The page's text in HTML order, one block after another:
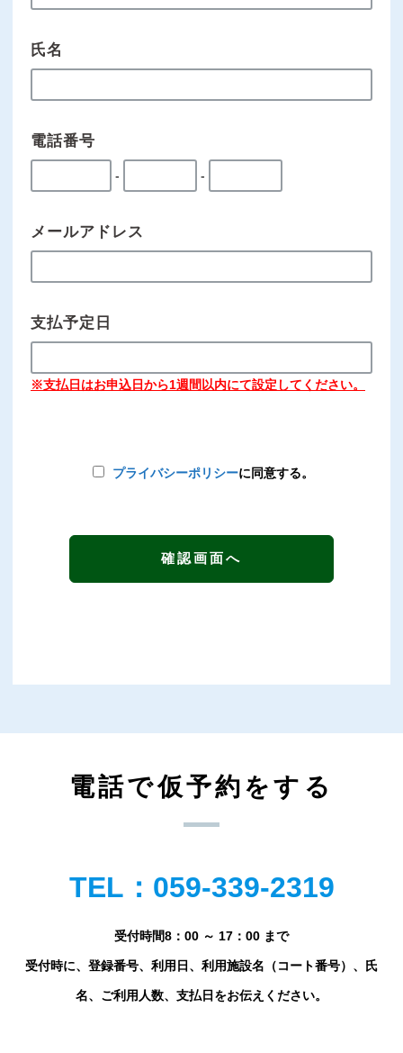
氏名
電話番号
- -
メールアドレス
支払予定日
※支払日はお申込日から1週間以内にて設定してください。
プライバシーポリシーに同意する。
電話で仮予約をする
TEL：059-339-2319
受付時間8：00 ～ 17：00 まで
受付時に、登録番号、利用日、利用施設名（コート番号）、氏
名、ご利用人数、支払日をお伝えください。